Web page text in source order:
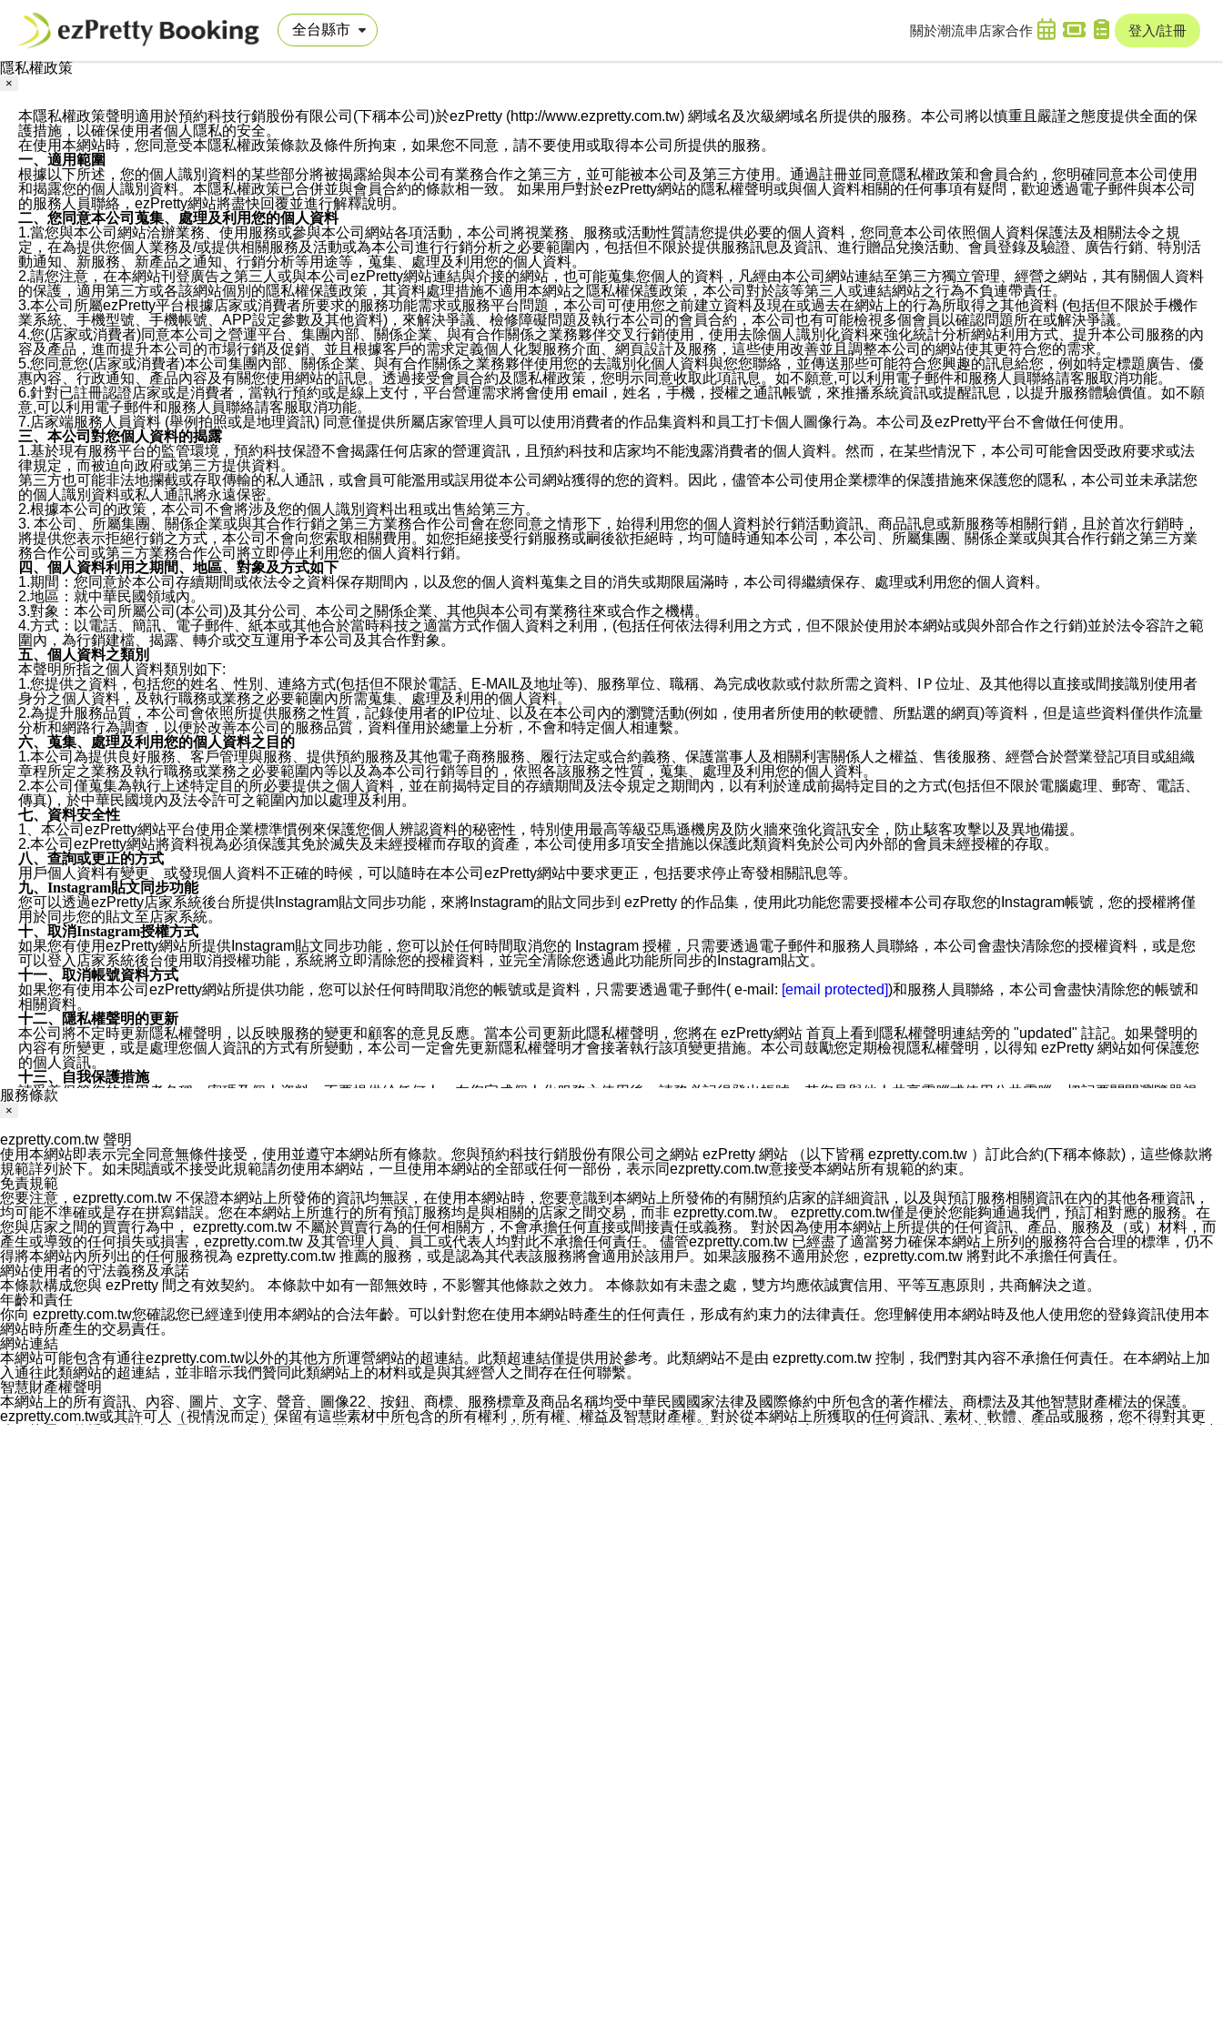
關於潮流串 店家合作 登入/註冊
隱私權政策
×
本隱私權政策聲明適用於預約科技行銷股份有限公司(下稱本公司)於ezPretty (http://www.ezpretty.com.tw) 網域名及次級網域名所提供的服務。本公司將以慎重且嚴謹之態度提供全面的保
護措施，以確保使用者個人隱私的安全。
在使用本網站時，您同意受本隱私權政策條款及條件所拘束，如果您不同意，請不要使用或取得本公司所提供的服務。
一、適用範圍
根據以下所述，您的個人識別資料的某些部分將被揭露給與本公司有業務合作之第三方，並可能被本公司及第三方使用。通過註冊並同意隱私權政策和會員合約，您明確同意本公司使用
和揭露您的個人識別資料。本隱私權政策已合併並與會員合約的條款相一致。 如果用戶對於ezPretty網站的隱私權聲明或與個人資料相關的任何事項有疑問，歡迎透過電子郵件與本公司
的服務人員聯絡，ezPretty網站將盡快回覆並進行解釋說明。
二、您同意本公司蒐集、處理及利用您的個人資料
1.當您與本公司網站洽辦業務、使用服務或參與本公司網站各項活動，本公司將視業務、服務或活動性質請您提供必要的個人資料，您同意本公司依照個人資料保護法及相關法令之規
定，在為提供您個人業務及/或提供相關服務及活動或為本公司進行行銷分析之必要範圍內，包括但不限於提供服務訊息及資訊、進行贈品兌換活動、會員登錄及驗證、廣告行銷、特別活
動通知、新服務、新產品之通知、行銷分析等用途等，蒐集、處理及利用您的個人資料。
2.請您注意，在本網站刊登廣告之第三人或與本公司ezPretty網站連結與介接的網站，也可能蒐集您個人的資料，凡經由本公司網站連結至第三方獨立管理、經營之網站，其有關個人資料
的保護，適用第三方或各該網站個別的隱私權保護政策，其資料處理措施不適用本網站之隱私權保護政策，本公司對於該等第三人或連結網站之行為不負連帶責任。
3.本公司所屬ezPretty平台根據店家或消費者所要求的服務功能需求或服務平台問題，本公司可使用您之前建立資料及現在或過去在網站上的行為所取得之其他資料 (包括但不限於手機作
業系統、手機型號、手機帳號、APP設定參數及其他資料)，來解決爭議、檢修障礙問題及執行本公司的會員合約，本公司也有可能檢視多個會員以確認問題所在或解決爭議。
4.您(店家或消費者)同意本公司之營運平台、集團內部、關係企業、與有合作關係之業務夥伴交叉行銷使用，使用去除個人識別化資料來強化統計分析網站利用方式、提升本公司服務的內
容及產品，進而提升本公司的市場行銷及促銷、並且根據客戶的需求定義個人化製服務介面、網頁設計及服務，這些使用改善並且調整本公司的網站使其更符合您的需求。
5.您同意您(店家或消費者)本公司集團內部、關係企業、與有合作關係之業務夥伴使用您的去識別化個人資料與您您聯絡，並傳送那些可能符合您興趣的訊息給您，例如特定標題廣告、優
惠內容、行政通知、產品內容及有關您使用網站的訊息。透過接受會員合約及隱私權政策，您明示同意收取此項訊息。如不願意,可以利用電子郵件和服務人員聯絡請客服取消功能。
6.針對已註冊認證店家或是消費者，當執行預約或是線上支付，平台營運需求將會使用 email，姓名，手機，授權之通訊帳號，來推播系統資訊或提醒訊息，以提升服務體驗價值。如不願
意,可以利用電子郵件和服務人員聯絡請客服取消功能。
7.店家端服務人員資料 (舉例拍照或是地理資訊) 同意僅提供所屬店家管理人員可以使用消費者的作品集資料和員工打卡個人圖像行為。本公司及ezPretty平台不會做任何使用。
三、本公司對您個人資料的揭露
1.基於現有服務平台的監管環境，預約科技保證不會揭露任何店家的營運資訊，且預約科技和店家均不能洩露消費者的個人資料。然而，在某些情況下，本公司可能會因受政府要求或法
律規定，而被迫向政府或第三方提供資料。
第三方也可能非法地攔截或存取傳輸的私人通訊，或會員可能濫用或誤用從本公司網站獲得的您的資料。因此，儘管本公司使用企業標準的保護措施來保護您的隱私，本公司並未承諾您
的個人識別資料或私人通訊將永遠保密。
2.根據本公司的政策，本公司不會將涉及您的個人識別資料出租或出售給第三方。
3. 本公司、所屬集團、關係企業或與其合作行銷之第三方業務合作公司會在您同意之情形下，始得利用您的個人資料於行銷活動資訊、商品訊息或新服務等相關行銷，且於首次行銷時，
將提供您表示拒絕行銷之方式，本公司不會向您索取相關費用。如您拒絕接受行銷服務或嗣後欲拒絕時，均可隨時通知本公司，本公司、所屬集團、關係企業或與其合作行銷之第三方業
務合作公司或第三方業務合作公司將立即停止利用您的個人資料行銷。
四、個人資料利用之期間、地區、對象及方式如下
1.期間：您同意於本公司存續期間或依法令之資料保存期間內，以及您的個人資料蒐集之目的消失或期限屆滿時，本公司得繼續保存、處理或利用您的個人資料。
2.地區：就中華民國領域內。
3.對象：本公司所屬公司(本公司)及其分公司、本公司之關係企業、其他與本公司有業務往來或合作之機構。
4.方式：以電話、簡訊、電子郵件、紙本或其他合於當時科技之適當方式作個人資料之利用，(包括任何依法得利用之方式，但不限於使用於本網站或與外部合作之行銷)並於法令容許之範
圍內，為行銷建檔、揭露、轉介或交互運用予本公司及其合作對象。
五、個人資料之類別
本聲明所指之個人資料類別如下:
1.您提供之資料，包括您的姓名、性別、連絡方式(包括但不限於電話、E-MAIL及地址等)、服務單位、職稱、為完成收款或付款所需之資料、IＰ位址、及其他得以直接或間接識別使用者
身分之個人資料，及執行職務或業務之必要範圍內所需蒐集、處理及利用的個人資料。
2.為提升服務品質，本公司會依照所提供服務之性質，記錄使用者的IP位址、以及在本公司內的瀏覽活動(例如，使用者所使用的軟硬體、所點選的網頁)等資料，但是這些資料僅供作流量
分析和網路行為調查，以便於改善本公司的服務品質，資料僅用於總量上分析，不會和特定個人相連繫。
六、蒐集、處理及利用您的個人資料之目的
1.本公司為提供良好服務、客戶管理與服務、提供預約服務及其他電子商務服務、履行法定或合約義務、保護當事人及相關利害關係人之權益、售後服務、經營合於營業登記項目或組織
章程所定之業務及執行職務或業務之必要範圍內等以及為本公司行銷等目的，依照各該服務之性質，蒐集、處理及利用您的個人資料。
2.本公司僅蒐集為執行上述特定目的所必要提供之個人資料，並在前揭特定目的存續期間及法令規定之期間內，以有利於達成前揭特定目的之方式(包括但不限於電腦處理、郵寄、電話、
傳真)，於中華民國境內及法令許可之範圍內加以處理及利用。
七、資料安全性
1、本公司ezPretty網站平台使用企業標準慣例來保護您個人辨認資料的秘密性，特別使用最高等級亞馬遜機房及防火牆來強化資訊安全，防止駭客攻擊以及異地備援。
2.本公司ezPretty網站將資料視為必須保護其免於滅失及未經授權而存取的資產，本公司使用多項安全措施以保護此類資料免於公司內外部的會員未經授權的存取。
八、查詢或更正的方式
用戶個人資料有變更、或發現個人資料不正確的時候，可以隨時在本公司ezPretty網站中要求更正，包括要求停止寄發相關訊息等。
九、Instagram貼文同步功能
您可以透過ezPretty店家系統後台所提供Instagram貼文同步功能，來將Instagram的貼文同步到 ezPretty 的作品集，使用此功能您需要授權本公司存取您的Instagram帳號，您的授權將僅
用於同步您的貼文至店家系統。
十、取消Instagram授權方式
如果您有使用ezPretty網站所提供Instagram貼文同步功能，您可以於任何時間取消您的 Instagram 授權，只需要透過電子郵件和服務人員聯絡，本公司會盡快清除您的授權資料，或是您
可以登入店家系統後台使用取消授權功能，系統將立即清除您的授權資料，並完全清除您透過此功能所同步的Instagram貼文。
十一、取消帳號資料方式
如果您有使用本公司ezPretty網站所提供功能，您可以於任何時間取消您的帳號或是資料，只需要透過電子郵件( e-mail: [email protected])和服務人員聯絡，本公司會盡快清除您的帳號和
相關資料。
十二、隱私權聲明的更新
本公司將不定時更新隱私權聲明，以反映服務的變更和顧客的意見反應。當本公司更新此隱私權聲明，您將在 ezPretty網站 首頁上看到隱私權聲明連結旁的 "updated" 註記。如果聲明的
內容有所變更，或是處理您個人資訊的方式有所變動，本公司一定會先更新隱私權聲明才會接著執行該項變更措施。本公司鼓勵您定期檢視隱私權聲明，以得知 ezPretty 網站如何保護您
的個人資訊。
十三、自我保護措施
請妥善保管您的使用者名稱、密碼及個人資料，不要提供給任何人。在您完成個人化服務之使用後，請務必記得登出帳號。若您是與他人共享電腦或使用公共電腦，切記要關閉瀏覽器視
窗，以防止他人讀取您的個人資料、信件或進入所機關管理區。
您同意本公司網站，透過您所提供的郵件地址與您取得聯絡並傳送或宣傳本網站各項服務之資料或電子郵件供您參考。您能依照該資料或電子郵件所指示之方法、說明或功能連結，隨時
停止接收這些資料或電子郵件。
十五、訊息通知
本公司/本服務將以通知型訊息傳送重要訊息給您。即使未加入本公司/本服務好友，您仍可接收到通知型訊息。
本公司/本服務傳送之通知型訊息以對您有效且重要的訊息為限，以廣告或其他目的的訊息皆不會被傳送。滿足以下三個條件者，將可收到通知型訊息。
1.LINE 帳號設定的電話號碼與本公司/本服務所傳來的電話號碼比對相符。
2.該 LINE 帳號已在 LINE APP 設定中，同意接收通知型訊息。
3.LINE 帳號未封鎖傳送訊息之 LINE 官方帳號。
欲變更通知型訊息的設定，操作如下：
1.點選「主頁」＞「設定」
2.點選「隱私設定」
3.點選「提供使用資料」
4.點選「LINE通知型訊息」
5.開關「接收LINE通知型訊息」
❗️關閉「接收通知型訊息」後，將不會接收到來自任何企業官方帳號或認證官方帳號的通知型訊息。
服務條款
×
ezpretty.com.tw 聲明
使用本網站即表示完全同意無條件接受，使用並遵守本網站所有條款。您與預約科技行銷股份有限公司之網站 ezPretty 網站 （以下皆稱 ezpretty.com.tw ）訂此合約(下稱本條款)，這些條款將
規範詳列於下。如未閱讀或不接受此規範請勿使用本網站，一旦使用本網站的全部或任何一部份，表示同ezpretty.com.tw意接受本網站所有規範的約束。
免責規範
您要注意，ezpretty.com.tw 不保證本網站上所發佈的資訊均無誤，在使用本網站時，您要意識到本網站上所發佈的有關預約店家的詳細資訊，以及與預訂服務相關資訊在內的其他各種資訊，
均可能不準確或是存在拼寫錯誤。您在本網站上所進行的所有預訂服務均是與相關的店家之間交易，而非 ezpretty.com.tw。 ezpretty.com.tw僅是便於您能夠通過我們，預訂相對應的服務。在
您與店家之間的買賣行為中， ezpretty.com.tw 不屬於買賣行為的任何相關方，不會承擔任何直接或間接責任或義務。 對於因為使用本網站上所提供的任何資訊、產品、服務及（或）材料，而
產生或導致的任何損失或損害，ezpretty.com.tw 及其管理人員、員工或代表人均對此不承擔任何責任。 儘管ezpretty.com.tw 已經盡了適當努力確保本網站上所列的服務符合合理的標準，仍不
得將本網站內所列出的任何服務視為 ezpretty.com.tw 推薦的服務，或是認為其代表該服務將會適用於該用戶。如果該服務不適用於您，ezpretty.com.tw 將對此不承擔任何責任。
網站使用者的守法義務及承諾
本條款構成您與 ezPretty 間之有效契約。 本條款中如有一部無效時，不影響其他條款之效力。 本條款如有未盡之處，雙方均應依誠實信用、平等互惠原則，共商解決之道。
年齡和責任
你向 ezpretty.com.tw您確認您已經達到使用本網站的合法年齡。可以針對您在使用本網站時產生的任何責任，形成有約束力的法律責任。您理解使用本網站時及他人使用您的登錄資訊使用本
網站時所產生的交易責任。
網站連結
本網站可能包含有通往ezpretty.com.tw以外的其他方所運營網站的超連結。此類超連結僅提供用於參考。此類網站不是由 ezpretty.com.tw 控制，我們對其內容不承擔任何責任。在本網站上加
入通往此類網站的超連結，並非暗示我們贊同此類網站上的材料或是與其經營人之間存在任何聯繫。
智慧財產權聲明
本網站上的所有資訊、內容、圖片、文字、聲音、圖像22、按鈕、商標、服務標章及商品名稱均受中華民國國家法律及國際條約中所包含的著作權法、商標法及其他智慧財產權法的保護。
ezpretty.com.tw或其許可人（視情況而定）保留有這些素材中所包含的所有權利，所有權、權益及智慧財產權。對於從本網站上所獲取的任何資訊、素材、軟體、產品或服務，您不得對其更